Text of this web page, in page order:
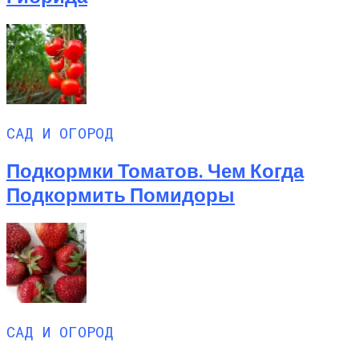
САД И ОГОРОД
Подкормки Томатов. Чем Когда
Подкормить Помидоры
САД И ОГОРОД